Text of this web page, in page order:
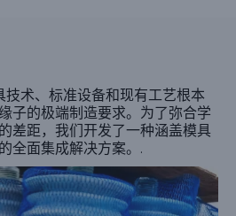
术、标准设备和现有工艺根本
子的极端制造要求。为了弥合学
差距，我们开发了一种涵盖模具
全面集成解决方案。.